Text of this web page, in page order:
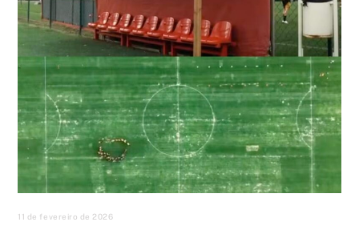
11 de fevereiro de 2026